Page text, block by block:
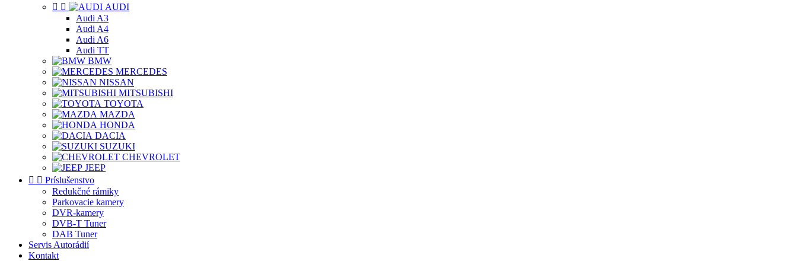
 
AUDI
Audi A3
Audi A4
Audi A6
Audi TT
BMW
MERCEDES
NISSAN
MITSUBISHI
TOYOTA
MAZDA
HONDA
DACIA
SUZUKI
CHEVROLET
JEEP
  Príslušenstvo
Redukčné rámiky
Parkovacie kamery
DVR-kamery
DVB-T Tuner
DAB Tuner
Servis Autorádií
Kontakt